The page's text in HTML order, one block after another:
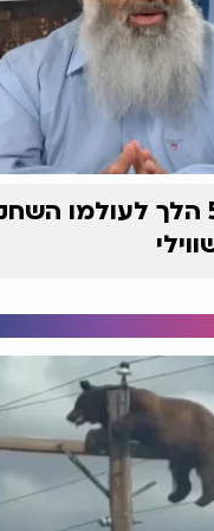
עצוב: בגיל 52 הלך לעולמו